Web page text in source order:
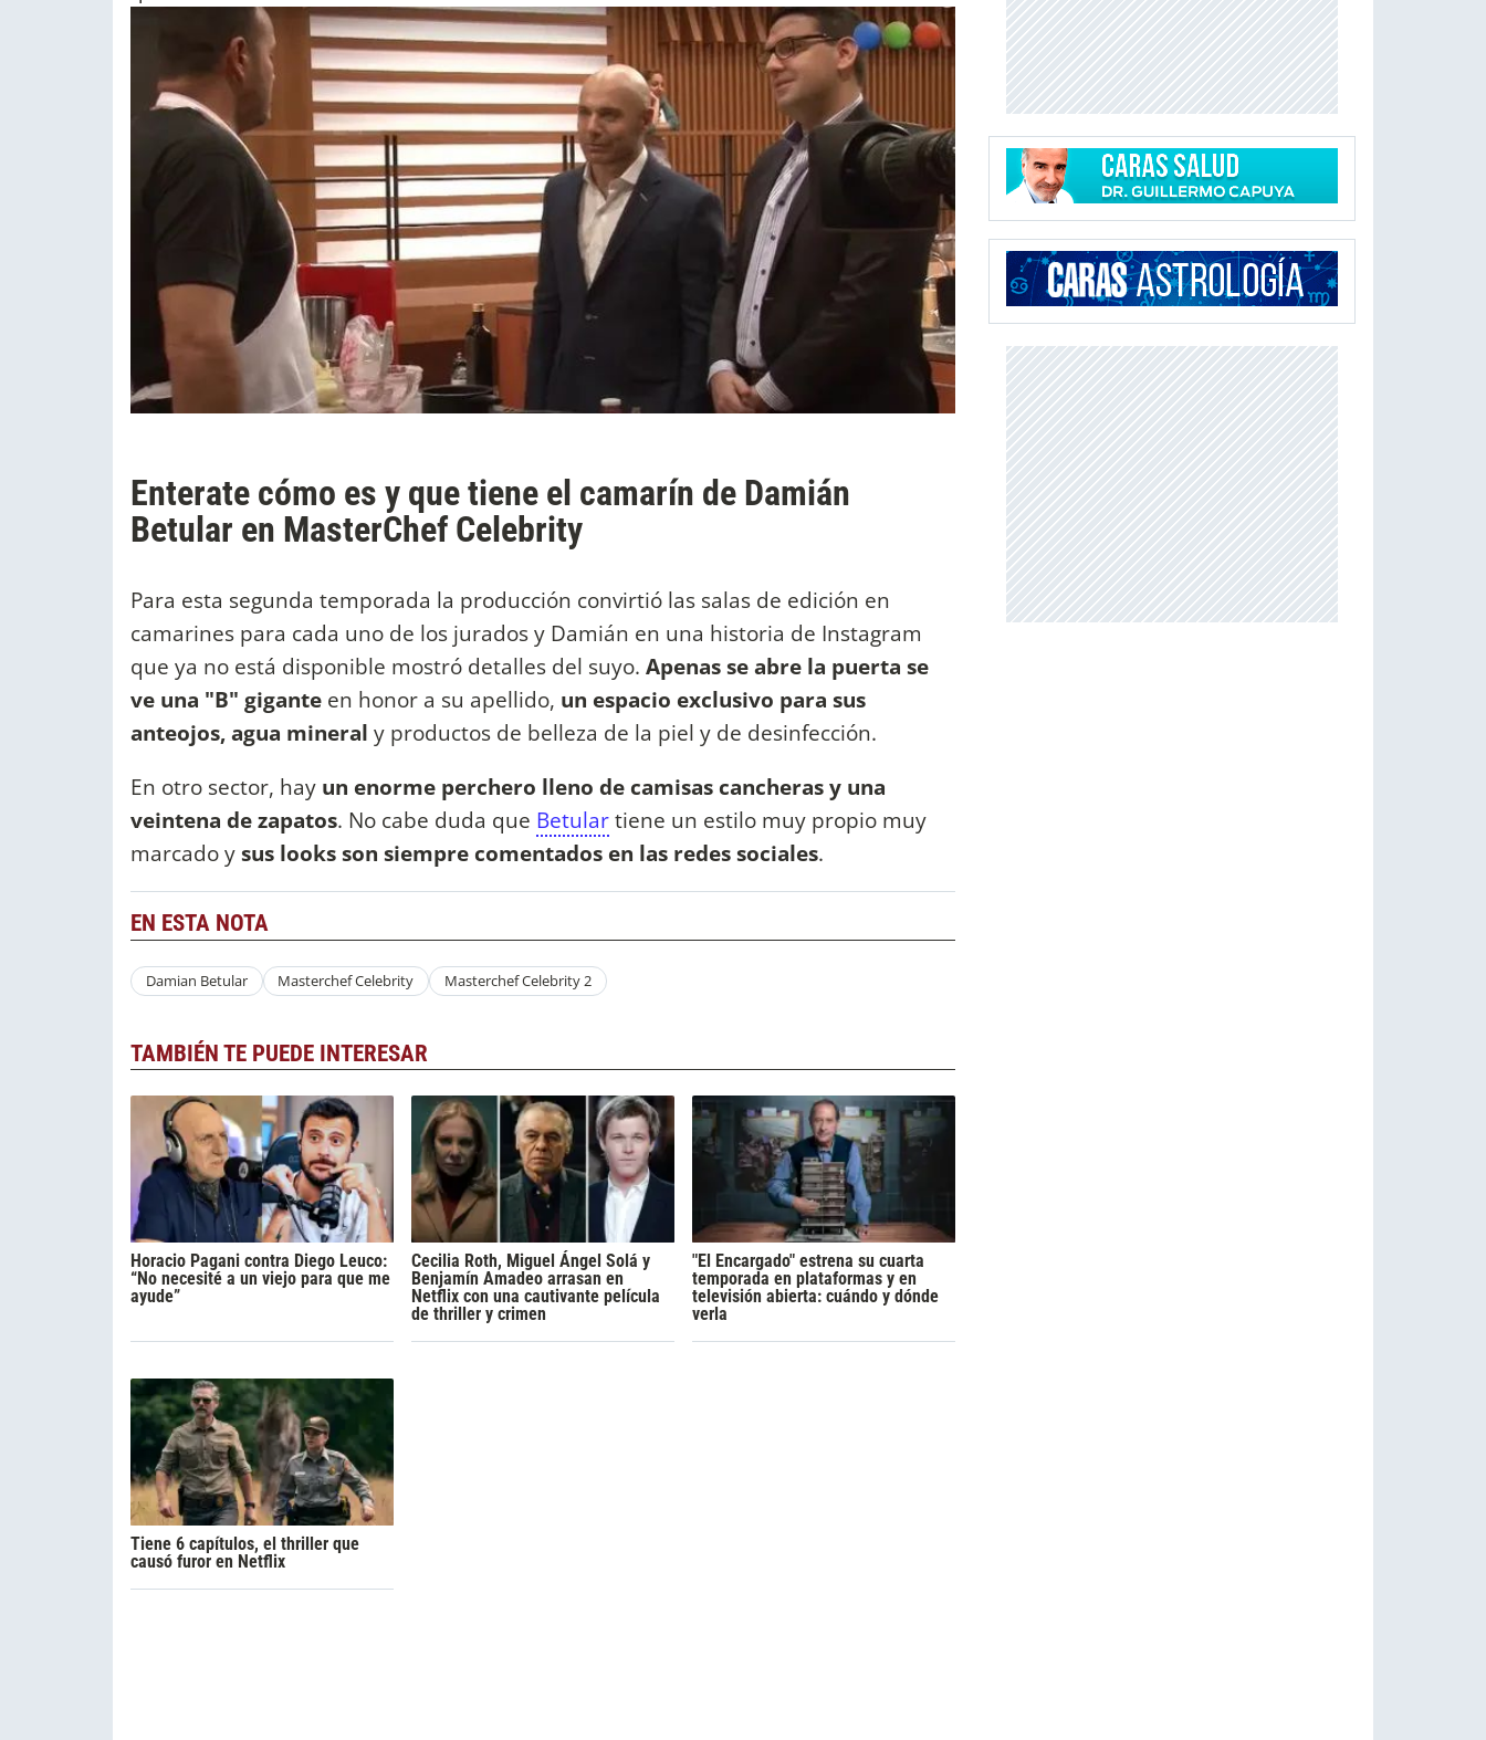
Enterate cómo es y que tiene el camarín de Damián
Betular en MasterChef Celebrity
Para esta segunda temporada la producción convirtió las salas de edición en
camarines para cada uno de los jurados y Damián en una historia de Instagram
que ya no está disponible mostró detalles del suyo. Apenas se abre la puerta se
ve una "B" gigante en honor a su apellido, un espacio exclusivo para sus
anteojos, agua mineral y productos de belleza de la piel y de desinfección.
En otro sector, hay un enorme perchero lleno de camisas cancheras y una
veintena de zapatos. No cabe duda que Betulartiene un estilo muy propio muy
marcado ysus looks son siempre comentados en las redes sociales.
EN ESTA NOTA
Damian Betular Masterchef Celebrity Masterchef Celebrity 2
TAMBIÉN TE PUEDE INTERESAR
Horacio Pagani contra Diego Leuco:
“No necesité a un viejo para que me
ayude”
Cecilia Roth, Miguel Ángel Solá y
Benjamín Amadeo arrasan en
Netflix con una cautivante película
de thriller y crimen
"El Encargado" estrena su cuarta
temporada en plataformas y en
televisión abierta: cuándo y dónde
verla
Tiene 6 capítulos, el thriller que
causó furor en Netflix